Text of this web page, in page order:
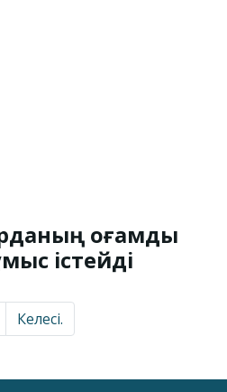
қоғамдық
істейді
Келесі.